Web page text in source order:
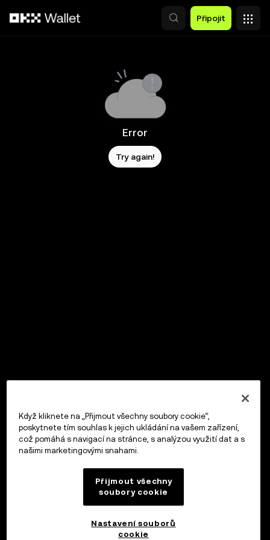
Připojit
Error
Try again!
Když kliknete na „Přijmout všechny soubory cookie“,
poskytnete tím souhlas k jejich ukládání na vašem zařízení,
což pomáhá s navigací na stránce, s analýzou využití dat a s
našimi marketingovými snahami.
Přijmout všechny
soubory cookie
Nastavení souborů
cookie